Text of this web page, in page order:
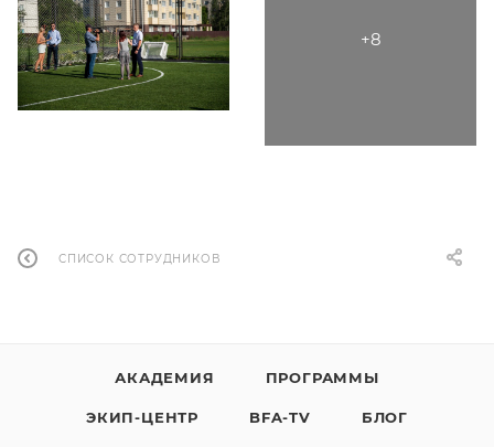
СПИСОК СОТРУДНИКОВ
АКАДЕМИЯ ПРОГРАММЫ
ЭКИП-ЦЕНТР BFA-TV БЛОГ